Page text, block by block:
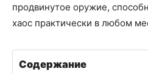
продвинутое оружие,
хаос практически в любом
Содержание